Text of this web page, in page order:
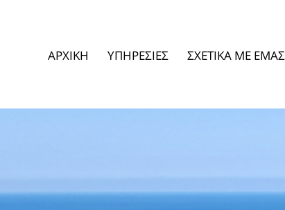
ΑΡΧΙΚΗ ΥΠΗΡΕΣΙΕΣ ΣΧΕΤΙΚΑ ΜΕ ΕΜΑΣ